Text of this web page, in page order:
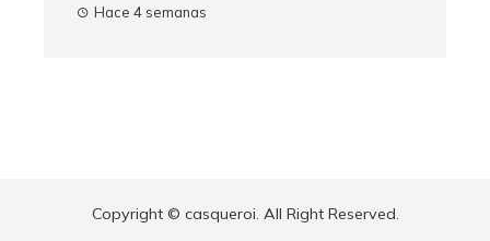
Hace 4 semanas
Copyright © casqueroi. All Right Reserved.